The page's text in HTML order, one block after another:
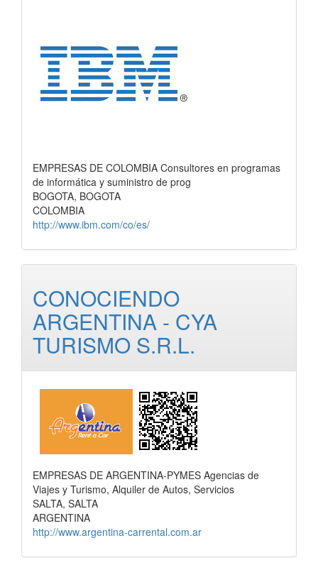
EMPRESAS DE COLOMBIA Consultores en programas
de informática y suministro de prog
BOGOTA, BOGOTA
COLOMBIA
http://www.ibm.com/co/es/
CONOCIENDO
ARGENTINA - CYA
TURISMO S.R.L.
EMPRESAS DE ARGENTINA-PYMES Agencias de
Viajes y Turismo, Alquiler de Autos, Servicios
SALTA, SALTA
ARGENTINA
http://www.argentina-carrental.com.ar